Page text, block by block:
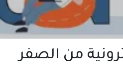
من الصفر